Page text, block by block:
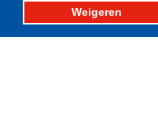
Weigeren
Postbus 59